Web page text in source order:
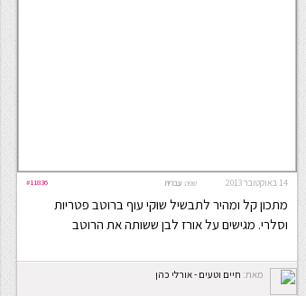
14 באוקטובר 2013 #11836 שפה: עברית
מתכון קל ומהיר לתבשיל שוקי עוף ברוטב פטריות
וסלרי. מגישים על אורז לבן ששותה את הרוטב
מאת: חיים וטעים - אורלי כהן